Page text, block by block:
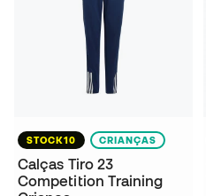
STOCK10 CRIANÇAS
Calças Tiro 23
Competition Training